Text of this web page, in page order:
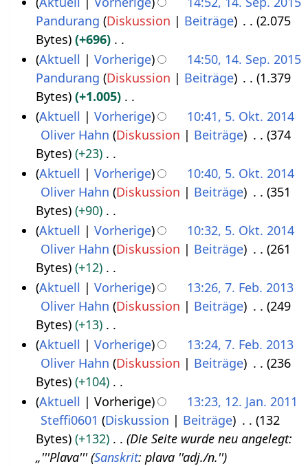
2
6
e
B
e
a
r
b
e
i
t
u
n
s
u
s
a
m
m
n
f
a
s
s
p
m
1
e
i
n
e
B
e
a
r
b
e
i
t
u
n
s
u
s
a
m
m
n
Pandurang Diskussion Beiträge
2.075
Bytes
+696
K
e
i
n
B
e
a
r
b
e
i
t
u
n
s
u
s
a
m
Aktuell Vorherige
14:50, 14. Sep. 2015
Pandurang Diskussion Beiträge
1.379
Bytes
+1.005
K
i
n
B
e
a
r
b
e
i
t
u
n
s
u
O
o
1
Aktuell Vorherige
10:41, 5. Okt. 2014
Oliver Hahn Diskussion Beiträge
374
Bytes
+23
K
i
n
B
e
a
r
b
e
i
t
u
n
Aktuell Vorherige
10:40, 5. Okt. 2014
Oliver Hahn Diskussion Beiträge
351
Bytes
+90
K
i
n
B
e
a
r
b
e
i
Aktuell Vorherige
10:32, 5. Okt. 2014
Oliver Hahn Diskussion Beiträge
261
Bytes
+12
K
i
n
B
e
a
r
F
Aktuell Vorherige
13:26, 7. Feb. 2013
Oliver Hahn Diskussion Beiträge
249
Bytes
+13
K
i
n
B
Aktuell Vorherige
13:24, 7. Feb. 2013
Oliver Hahn Diskussion Beiträge
236
Bytes
+104
K
i
Aktuell Vorherige
13:23, 12. Jan. 2011
Steffi0601 Diskussion Beiträge
132
Bytes
+132
Die Seite wurde neu angelegt:
„'''Plava''' (Sanskrit: plava ''adj./n.'')